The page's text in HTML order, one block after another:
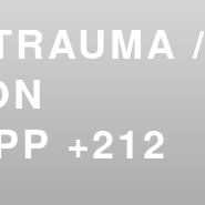
/
+212